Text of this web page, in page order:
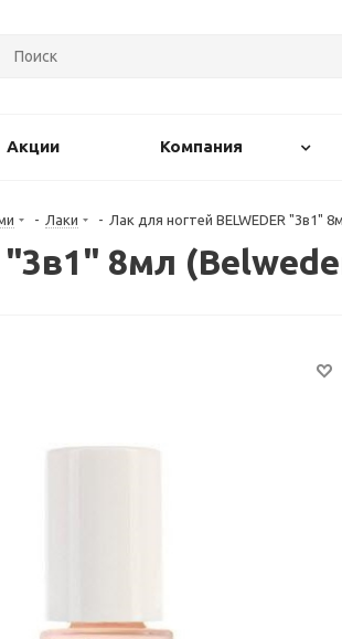
Акции Компания
- Лаки - Лак для ногтей BELWEDER "3в1"
"3в1" 8мл